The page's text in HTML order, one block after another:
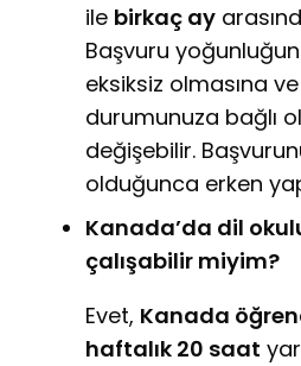
ile birkaç ay
Başvuru
eksiksiz olmasına
durumunuza bağlı
değişebilir.
olduğunca erken
Kanada’da dil
çalışabilir miyim?
Evet, Kanada
haftalık 20 saat